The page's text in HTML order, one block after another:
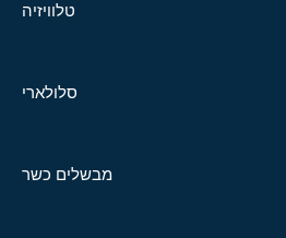
טלוויזיה
סלולארי
מבשלים כשר